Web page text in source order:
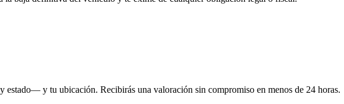
y tu ubicación. Recibirás una valoración sin compromiso en menos de 24 horas.